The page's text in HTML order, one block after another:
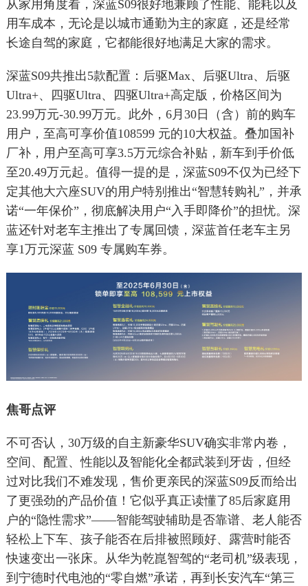
从家用角度看，深蓝S09很好地兼顾了性能、能耗以及
用车成本，无论是以城市通勤为主的家庭，还是经常
长途自驾的家庭，它都能很好地满足大家的需求。
深蓝S09共推出5款配置：后驱Max、后驱Ultra、后驱
Ultra+、四驱Ultra、四驱Ultra+高定版，价格区间为
23.99万元-30.99万元。此外，6月30日（含）前的购车
用户，至高可享价值108599 元的10大权益。叠加国补
厂补，用户至高可享3.5万元综合补贴，新车到手价低
至20.49万元起。值得一提的是，深蓝S09不仅为已经下
定其他大六座SUV的用户特别推出“智慧转购礼”，并承
诺“一年保价”，彻底解决用户“入手即降价”的担忧。深
蓝还针对老车主推出了专属回馈，深蓝首任老车主另
享1万元深蓝 S09 专属购车券。
焦哥点评
不可否认，30万级的自主新豪华SUV确实非常内卷，
空间、配置、性能以及智能化全都武装到牙齿，但经
过对比我们不难发现，售价更亲民的深蓝S09反而给出
了更强劲的产品价值！它似乎真正读懂了85后家庭用
户的“隐性需求”——智能驾驶辅助是否靠谱、老人能否
轻松上下车、孩子能否在后排被照顾好、露营时能否
快速变出一张床。从华为乾崑智驾的“老司机”级表现，
到宁德时代电池的“零自燃”承诺，再到长安汽车“第三